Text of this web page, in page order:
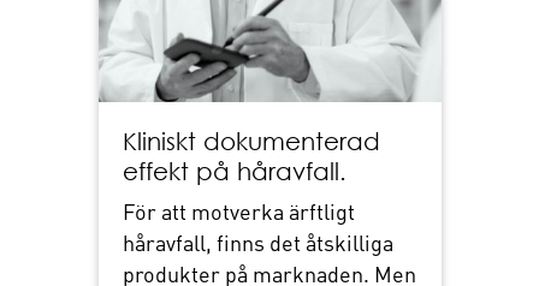
Kliniskt dokumenterad
effekt på håravfall.
För att motverka ärftligt
håravfall, finns det åtskilliga
produkter på marknaden. Men